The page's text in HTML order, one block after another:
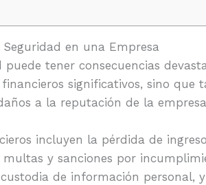
en una Empresa
tener consecuencias
significativos, sino que
a la reputación de la
incluyen la pérdida de
multas y sanciones por
de información personal,